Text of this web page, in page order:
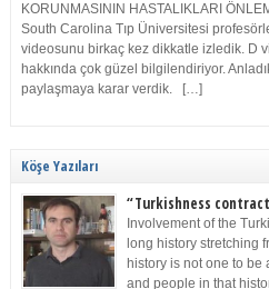
KORUNMASININ HASTALIKLARI
South Carolina Tıp Üniversitesi
videosunu birkaç kez dikkatle izledik. D
hakkında çok güzel bilgilendiriyor.
paylaşmaya karar verdik. […]
Köşe Yazıları
“Turkishness
Involvement of the
long history stretching
history is not one to be
and people in that